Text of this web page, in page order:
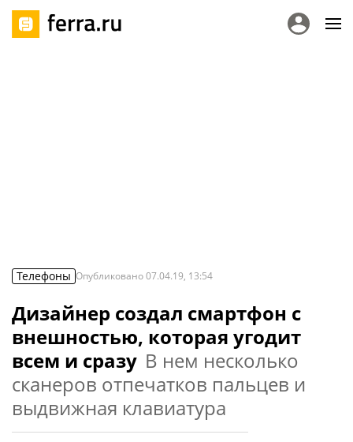
Телефоны Опубликовано07.04.19, 13:54
Дизайнер создал смартфон с
внешностью, которая угодит
всем и сразу В нем несколько
сканеров отпечатков пальцев и
выдвижная клавиатура